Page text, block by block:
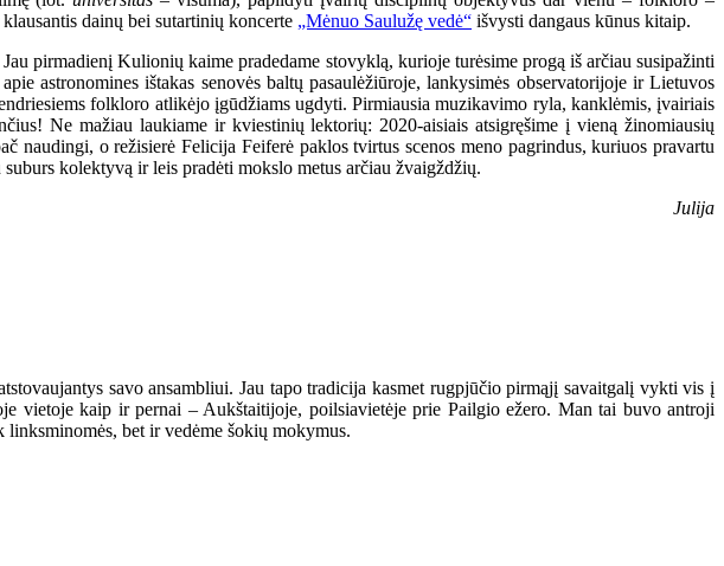
dainų bei sutartinių koncerte „Mėnuo Saulužę vedė“ išvysti dangaus kūnus kitaip.
pirmadienį Kulionių kaime pradedame stovyklą, kurioje turėsime progą iš arčiau susipažinti
astronomines ištakas senovės baltų pasaulėžiūroje, lankysimės observatorijoje ir Lietuvos
folkloro atlikėjo įgūdžiams ugdyti. Pirmiausia muzikavimo ryla, kanklėmis, įvairiais
Ne mažiau laukiame ir kviestinių lektorių: 2020-aisiais atsigręšime į vieną žinomiausių
o režisierė Felicija Feiferė paklos tvirtus scenos meno pagrindus, kuriuos pravartu
kolektyvą ir leis pradėti mokslo metus arčiau žvaigždžių.
Julija
savo ansambliui. Jau tapo tradicija kasmet rugpjūčio pirmąjį savaitgalį vykti vis į
vietoje kaip ir pernai – Aukštaitijoje, poilsiavietėje prie Pailgio ežero. Man tai buvo antroji
bet ir vedėme šokių mokymus.